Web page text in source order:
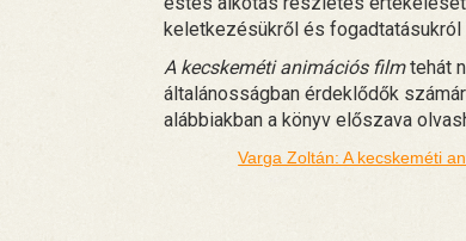
keletkezésükről és
A kecskeméti animációs filmtehát
általánosságban érdeklődők
alábbiakban a könyv előszava
Varga Zoltán: A kecskeméti